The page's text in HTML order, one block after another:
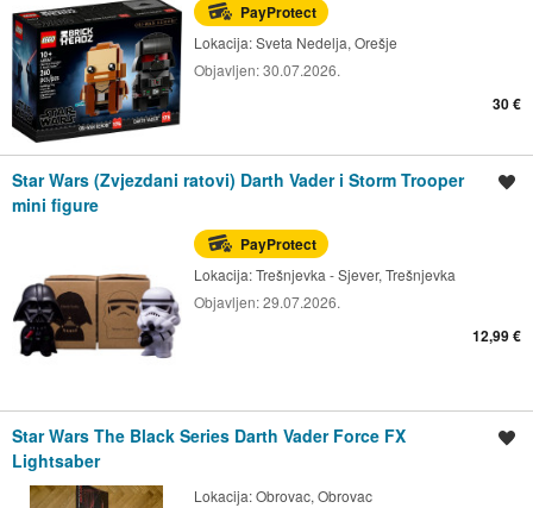
PayProtect
Lokacija:Sveta Nedelja, Orešje
Objavljen:30.07.2026.
30 €
Star Wars (Zvjezdani ratovi) Darth Vader i Storm Trooper
mini figure
PayProtect
Lokacija:Trešnjevka - Sjever, Trešnjevka
Objavljen:29.07.2026.
12,99 €
Star Wars The Black Series Darth Vader Force FX
Lightsaber
Lokacija:Obrovac, Obrovac